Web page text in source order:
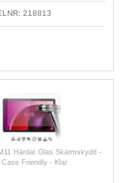
218813
Härdat Glas Skärmskydd -
Friendly - Klar